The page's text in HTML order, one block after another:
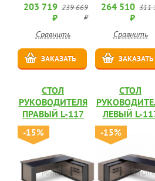
203 719
₽
239 669
₽
Сравнить
ЗАКАЗАТЬ
264 510
₽
311
Сравнить
ЗАКАЗАТЬ
СТОЛ
РУКОВОДИТЕЛЯ
ПРАВЫЙ L-117
-15%
СТОЛ
ЛЕВЫЙ L-
-15%